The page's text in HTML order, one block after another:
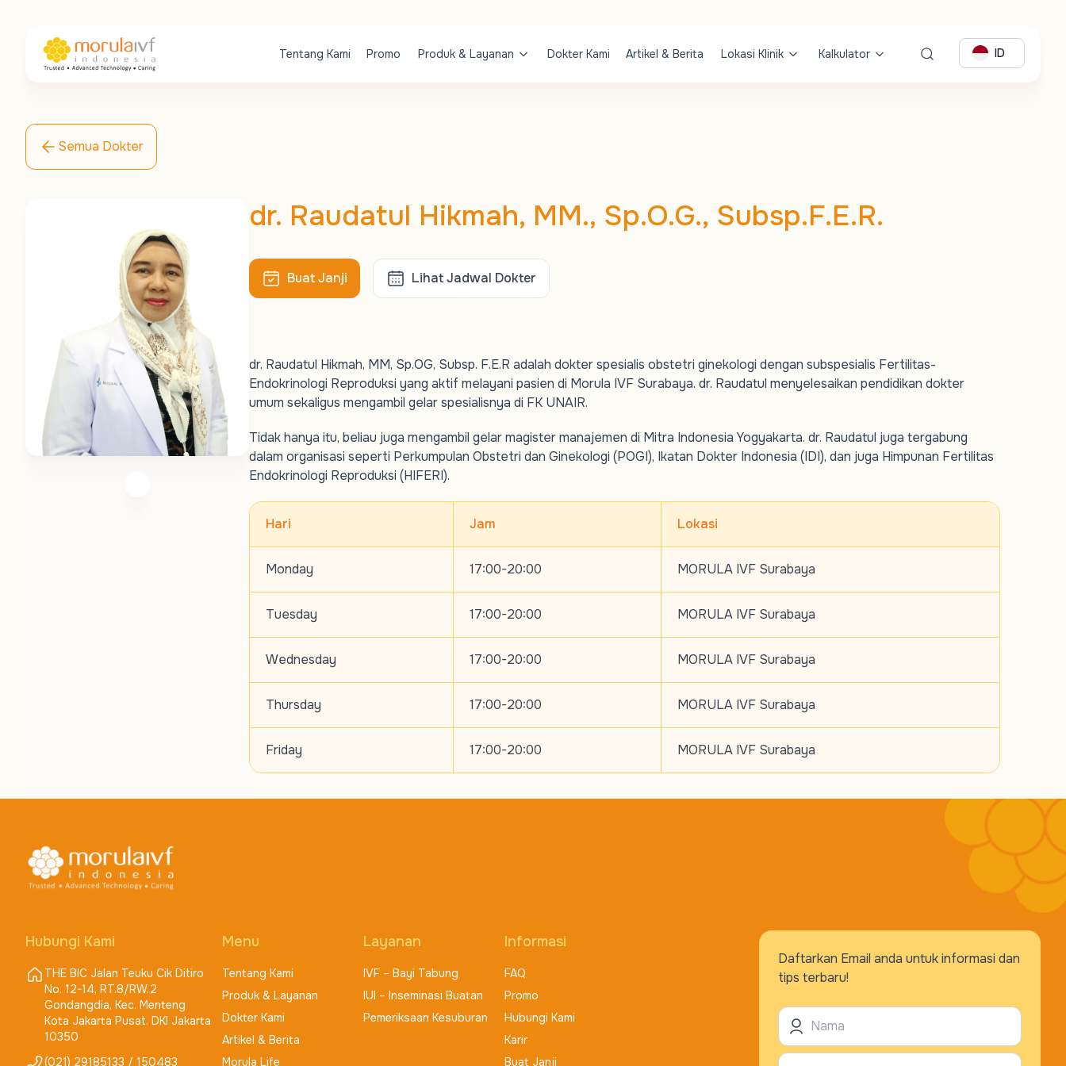
Tentang Kami Promo Produk & Layanan Dokter Kami Artikel & Berita Lokasi Klinik Kalkulator ID
Semua Dokter
dr. Raudatul Hikmah, MM., Sp.O.G., Subsp.F.E.R.
Buat Janji Lihat Jadwal Dokter
dr. Raudatul Hikmah, MM, Sp.OG, Subsp. F.E.R adalah dokter spesialis obstetri ginekologi dengan subspesialis Fertilitas-
Endokrinologi Reproduksi yang aktif melayani pasien di Morula IVF Surabaya. dr. Raudatul menyelesaikan pendidikan dokter
umum sekaligus mengambil gelar spesialisnya di FK UNAIR.
Tidak hanya itu, beliau juga mengambil gelar magister manajemen di Mitra Indonesia Yogyakarta. dr. Raudatul juga tergabung
dalam organisasi seperti Perkumpulan Obstetri dan Ginekologi (POGI), Ikatan Dokter Indonesia (IDI), dan juga Himpunan Fertilitas
Endokrinologi Reproduksi (HIFERI).
Hari Jam Lokasi
Monday 17:00-20:00 MORULA IVF Surabaya
Tuesday 17:00-20:00 MORULA IVF Surabaya
Wednesday 17:00-20:00 MORULA IVF Surabaya
Thursday 17:00-20:00 MORULA IVF Surabaya
Friday 17:00-20:00 MORULA IVF Surabaya
Hubungi Kami
THE BIC Jalan Teuku Cik Ditiro
No. 12-14, RT.8/RW.2
Gondangdia, Kec. Menteng
Kota Jakarta Pusat, DKI Jakarta
10350
(021) 29185133 / 150483
Menu
Tentang Kami
Produk & Layanan
Dokter Kami
Artikel & Berita
Morula Life
Layanan
IVF – Bayi Tabung
IUI – Inseminasi Buatan
Pemeriksaan Kesuburan
Informasi
FAQ
Promo
Hubungi Kami
Karir
Buat Janji
Daftarkan Email anda untuk informasi dan
tips terbaru!